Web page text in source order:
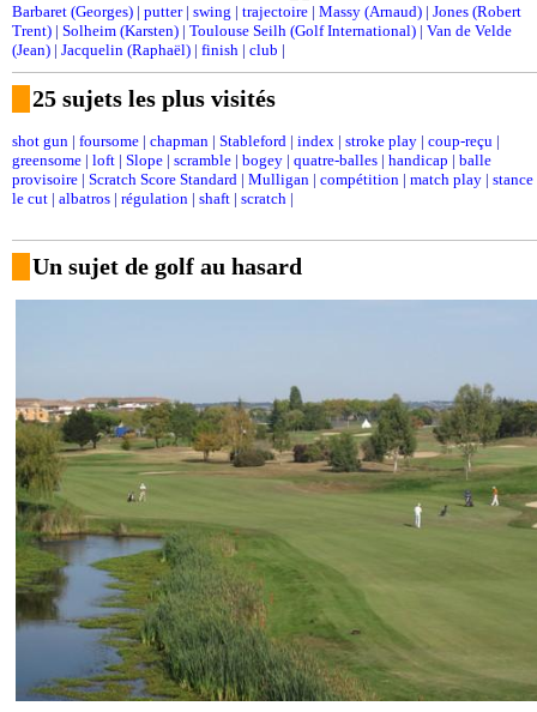
Barbaret (Georges) | putter | swing | trajectoire | Massy (Arnaud) | Jones (Robert
Trent) | Solheim (Karsten) | Toulouse Seilh (Golf International) | Van de Velde
(Jean) | Jacquelin (Raphaël) | finish | club |
25 sujets les plus visités
shot gun | foursome | chapman | Stableford | index | stroke play | coup-reçu |
greensome | loft | Slope | scramble | bogey | quatre-balles | handicap | balle
provisoire | Scratch Score Standard | Mulligan | compétition | match play | stance
le cut | albatros | régulation | shaft | scratch |
Un sujet de golf au hasard